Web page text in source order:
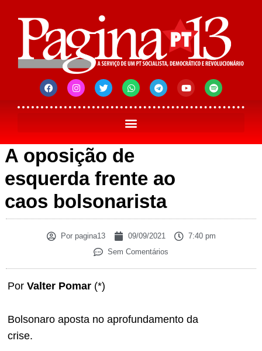
A oposição de
esquerda frente ao
caos bolsonarista
Porpagina13 09/09/2021
7:40 pm
Sem Comentários
Por Valter Pomar (*)
Bolsonaro aposta no aprofundamento da
crise.